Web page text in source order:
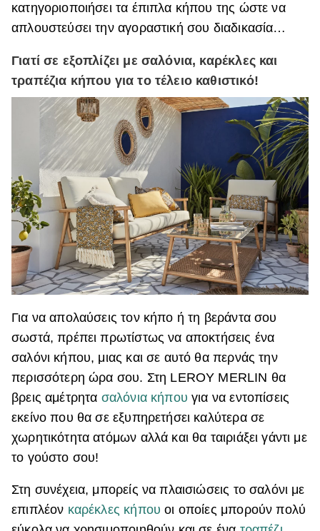
Market News
κατηγοριοποιήσει τα έπιπλα κήπου της ώστε να
απλουστεύσει την αγοραστική σου διαδικασία…
Γιατί σε εξοπλίζει με σαλόνια, καρέκλες και
τραπέζια κήπου για το τέλειο καθιστικό!
Για να απολαύσεις τον κήπο ή τη βεράντα σου
σωστά, πρέπει πρωτίστως να αποκτήσεις ένα
σαλόνι κήπου, μιας και σε αυτό θα περνάς την
περισσότερη ώρα σου. Στη LEROY MERLIN θα
βρεις αμέτρητα σαλόνια κήπου για να εντοπίσεις
εκείνο που θα σε εξυπηρετήσει καλύτερα σε
χωρητικότητα ατόμων αλλά και θα ταιριάξει γάντι με
το γούστο σου!
Στη συνέχεια, μπορείς να πλαισιώσεις το σαλόνι με
επιπλέον καρέκλες κήπου οι οποίες μπορούν πολύ